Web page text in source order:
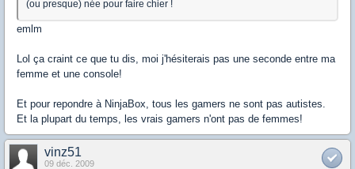
(ou presque) née pour faire chier !
emlm
Lol ça craint ce que tu dis, moi j'hésiterais pas une seconde entre ma
femme et une console!
Et pour repondre à NinjaBox, tous les gamers ne sont pas autistes.
Et la plupart du temps, les vrais gamers n'ont pas de femmes!
vinz51
09 déc. 2009